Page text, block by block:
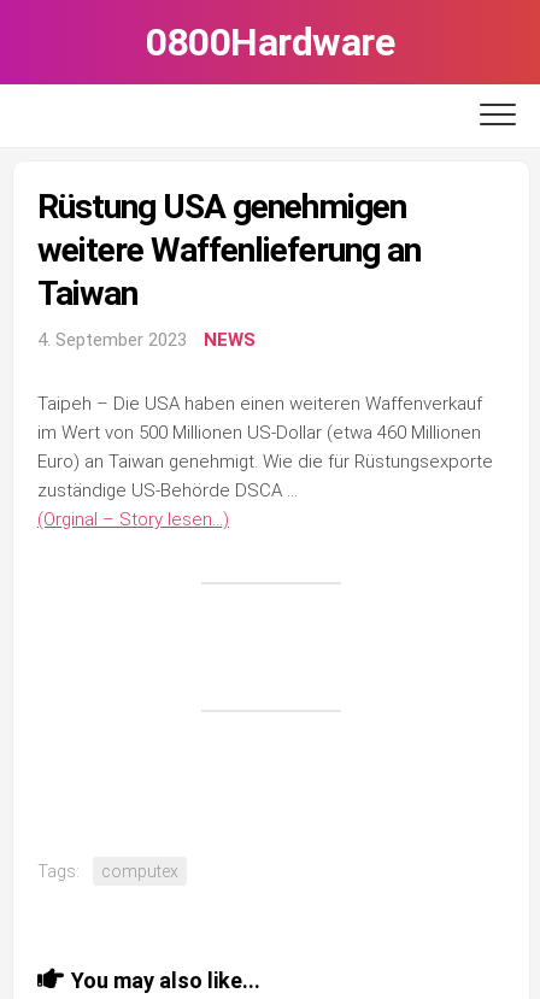
0800Hardware
Rüstung USA genehmigen
weitere Waffenlieferung an
Taiwan
4. September 2023 NEWS
Taipeh – Die USA haben einen weiteren Waffenverkauf
im Wert von 500 Millionen US-Dollar (etwa 460 Millionen
Euro) an Taiwan genehmigt. Wie die für Rüstungsexporte
zuständige US-Behörde DSCA …
(Orginal – Story lesen…)
Tags: computex
You may also like...